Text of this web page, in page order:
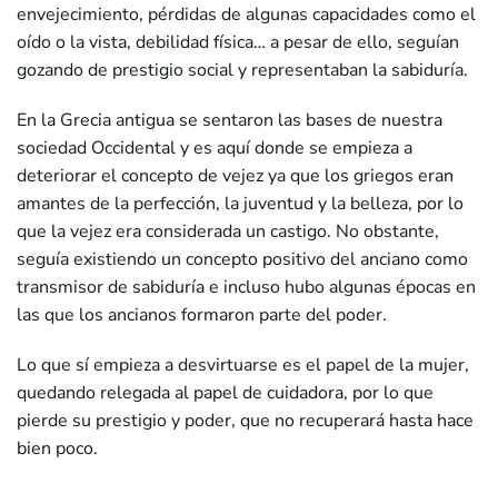
envejecimiento, pérdidas de algunas capacidades como el
oído o la vista, debilidad física… a pesar de ello, seguían
gozando de prestigio social y representaban la sabiduría.
En la Grecia antigua se sentaron las bases de nuestra
sociedad Occidental y es aquí donde se empieza a
deteriorar el concepto de vejez ya que los griegos eran
amantes de la perfección, la juventud y la belleza, por lo
que la vejez era considerada un castigo. No obstante,
seguía existiendo un concepto positivo del anciano como
transmisor de sabiduría e incluso hubo algunas épocas en
las que los ancianos formaron parte del poder.
Lo que sí empieza a desvirtuarse es el papel de la mujer,
quedando relegada al papel de cuidadora, por lo que
pierde su prestigio y poder, que no recuperará hasta hace
bien poco.